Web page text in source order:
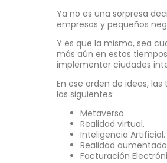
Ya no es una sorpresa
empresas y pequeños
Y es que la misma, sea
más aún en estos
implementar ciudades
En ese orden de ideas,
las siguientes:
Metaverso.
Realidad virtual.
Inteligencia Artificial.
Realidad
Facturación